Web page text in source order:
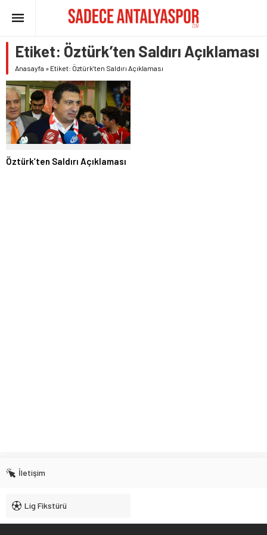
Etiket: Öztürk’ten Saldırı Açıklaması
Anasayfa » Etiket: Öztürk’ten Saldırı Açıklaması
Öztürk’ten Saldırı Açıklaması
İletişim
Lig Fikstürü